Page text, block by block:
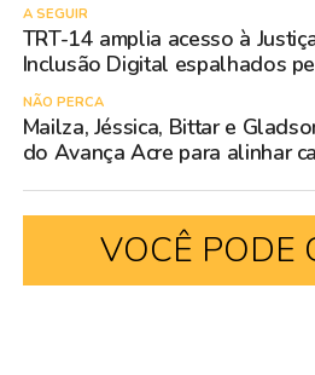
A SEGUIR
TRT-14 amplia acesso à
Inclusão Digital espalhados
NÃO PERCA
Mailza, Jéssica, Bittar e
do Avança Acre para alinhar
VOCÊ PODE